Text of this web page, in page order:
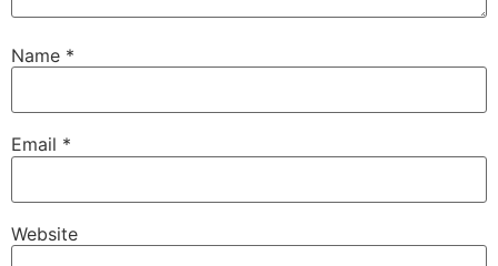
Name *
Email *
Website